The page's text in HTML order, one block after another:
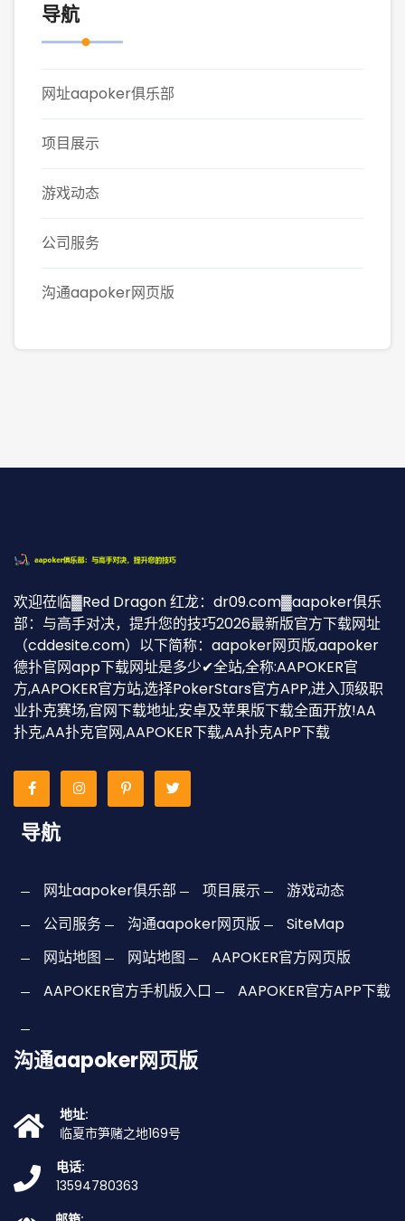
导航
网址aapoker俱乐部
项目展示
游戏动态
公司服务
沟通aapoker网页版
欢迎莅临▓Red Dragon 红龙：dr09.com▓aapoker俱乐
部：与高手对决，提升您的技巧2026最新版官方下载网址
（cddesite.com）以下简称：aapoker网页版,aapoker
德扑官网app下载网址是多少✔全站,全称:AAPOKER官
方,AAPOKER官方站,选择PokerStars官方APP,进入顶级职
业扑克赛场,官网下载地址,安卓及苹果版下载全面开放!AA
扑克,AA扑克官网,AAPOKER下载,AA扑克APP下载
导航
网址aapoker俱乐部 项目展示
游戏动态
公司服务
沟通aapoker网页版
SiteMap
网站地图
网站地图
AAPOKER官方网页版
AAPOKER官方手机版入口
AAPOKER官方APP下载
沟通aapoker网页版
地址:
临夏市笋赌之地169号
电话:
13594780363